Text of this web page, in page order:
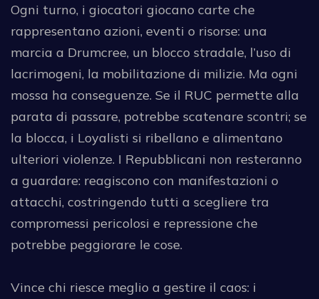
Ogni turno, i giocatori giocano carte che
rappresentano azioni, eventi o risorse: una
marcia a Drumcree, un blocco stradale, l’uso di
lacrimogeni, la mobilitazione di milizie. Ma ogni
mossa ha conseguenze. Se il RUC permette alla
parata di passare, potrebbe scatenare scontri; se
la blocca, i Loyalisti si ribellano e alimentano
ulteriori violenze. I Repubblicani non resteranno
a guardare: reagiscono con manifestazioni o
attacchi, costringendo tutti a scegliere tra
compromessi pericolosi e repressione che
potrebbe peggiorare le cose.
Vince chi riesce meglio a gestire il caos: i